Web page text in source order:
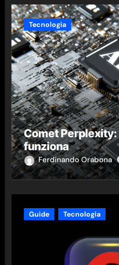
Tecnologia
Comet Perplexity:
funziona
Ferdinando Orabona
Guide Tecnologia